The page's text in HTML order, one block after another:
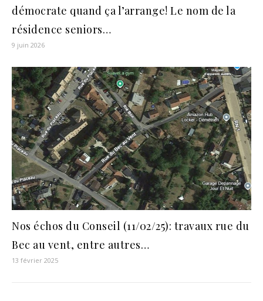
démocrate quand ça l’arrange! Le nom de la
résidence seniors…
9 juin 2026
Nos échos du Conseil (11/02/25): travaux rue du
Bec au vent, entre autres…
13 février 2025